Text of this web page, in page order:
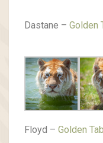
Dastane –Golden
Floyd –Golden